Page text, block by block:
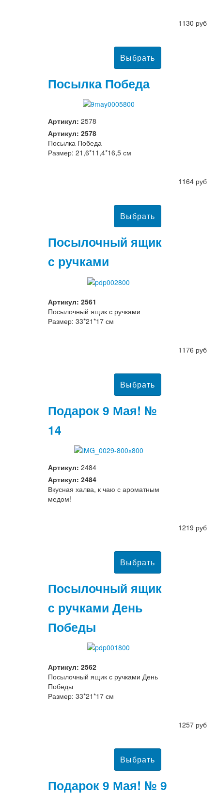
1130 руб
Посылка Победа
Артикул: 2578
Артикул: 2578
Посылка Победа
Размер: 21,6*11,4*16,5 см
1164 руб
Посылочный ящик
с ручками
Артикул: 2561
Посылочный ящик с ручками
Размер: 33*21*17 см
1176 руб
Подарок 9 Мая! №
14
Артикул: 2484
Артикул: 2484
Вкусная халва, к чаю с ароматным
медом!
1219 руб
Посылочный ящик
с ручками День
Победы
Артикул: 2562
Посылочный ящик с ручками День
Победы
Размер: 33*21*17 см
1257 руб
Подарок 9 Мая! № 9